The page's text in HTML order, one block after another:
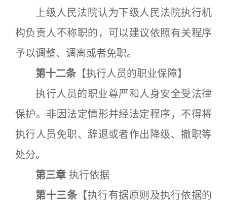
上级人民法院认为下级人民法院执行机
构负责人不称职的，可以建议依照有关程序
予以调整、调离或者免职。
第十二条 【执行人员的职业保障】
执行人员的职业尊严和人身安全受法律
保护。非因法定情形并经法定程序，不得将
执行人员免职、辞退或者作出降级、撤职等
处分。
第三章 执行依据
第十三条 【执行有据原则及执行依据的